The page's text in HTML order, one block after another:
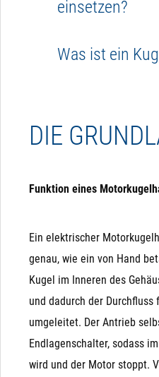
einsetzen?
Spannung benötigt,
Was ist ein
mithilfe einer
pneumatischen
DIE
Funktion eines
Ein elektrischer
genau, wie ein von Hand
Kugel im Inneren des
und dadurch der
umgeleitet. Der Antrieb
Endlagenschalter, sodass
wird und der Motor stoppt.